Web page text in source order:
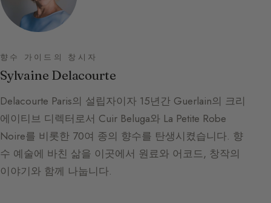
향수 가이드의 창시자
Sylvaine Delacourte
Delacourte Paris의 설립자이자 15년간 Guerlain의 크리
에이티브 디렉터로서 Cuir Beluga와 La Petite Robe
Noire를 비롯한 70여 종의 향수를 탄생시켰습니다. 향
수 예술에 바친 삶을 이곳에서 원료와 어코드, 창작의
이야기와 함께 나눕니다.